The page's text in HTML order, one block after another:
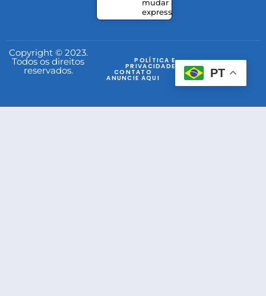
mudar a
expressão
Copyright © 2023.
Todos os direitos
reservados.
POLÍTICA E
PRIVACIDADE
CONTATO
ANUNCIE AQUI PT